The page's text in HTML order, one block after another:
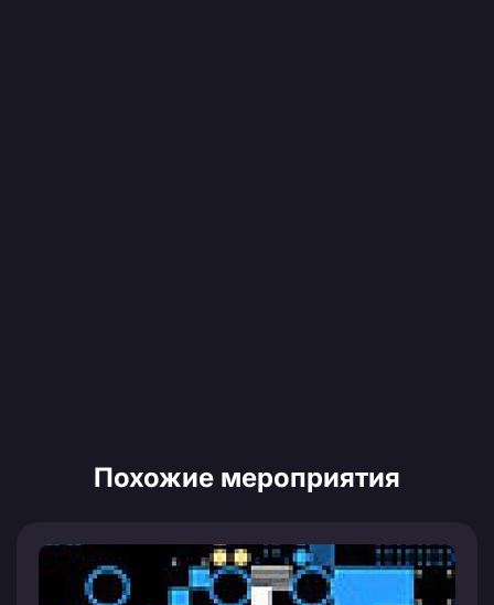
Похожие мероприятия